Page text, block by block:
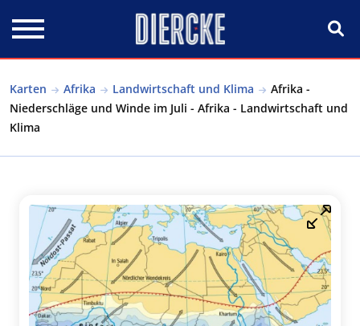
Karten Afrika Landwirtschaft und Klima
Afrika -
Niederschläge und Winde im Juli - Afrika - Landwirtschaft und
Klima